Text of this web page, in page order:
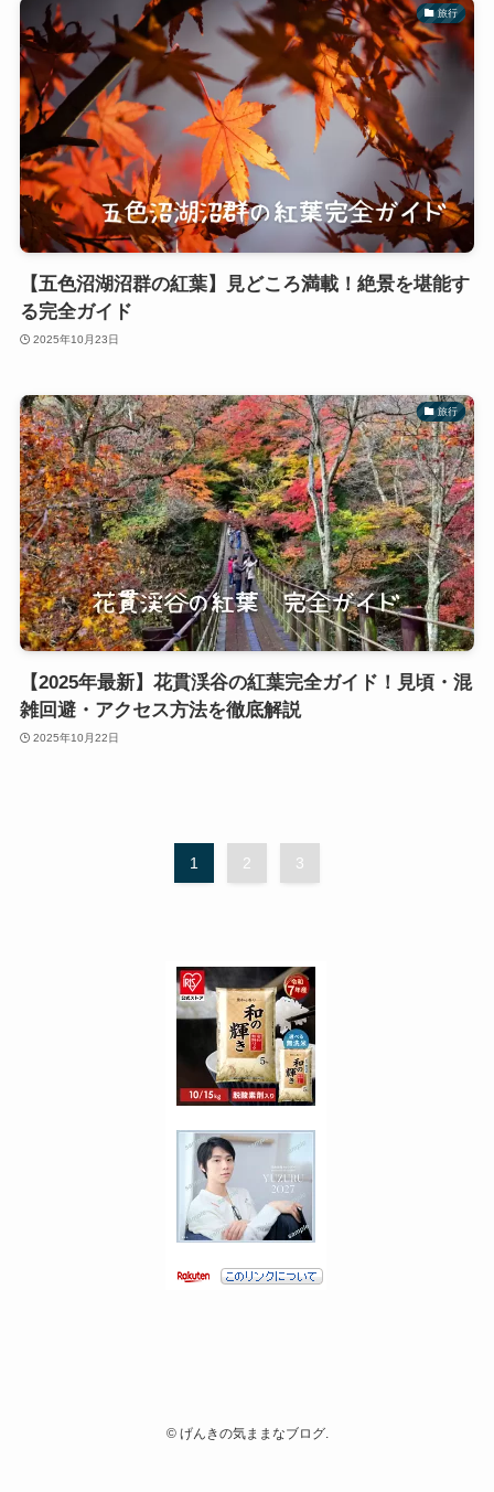
旅行
【五色沼湖沼群の紅葉】見どころ満載！絶景を堪能す
る完全ガイド
2025年10月23日
旅行
【2025年最新】花貫渓谷の紅葉完全ガイド！見頃・混
雑回避・アクセス方法を徹底解説
2025年10月22日
1 2 3
©げんきの気ままなブログ.